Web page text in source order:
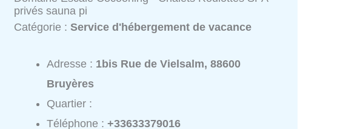
privés sauna pi
Catégorie :Service d'hébergement de vacance
Adresse : 1bis Rue de Vielsalm, 88600
Bruyères
Quartier :
Téléphone :+33633379016